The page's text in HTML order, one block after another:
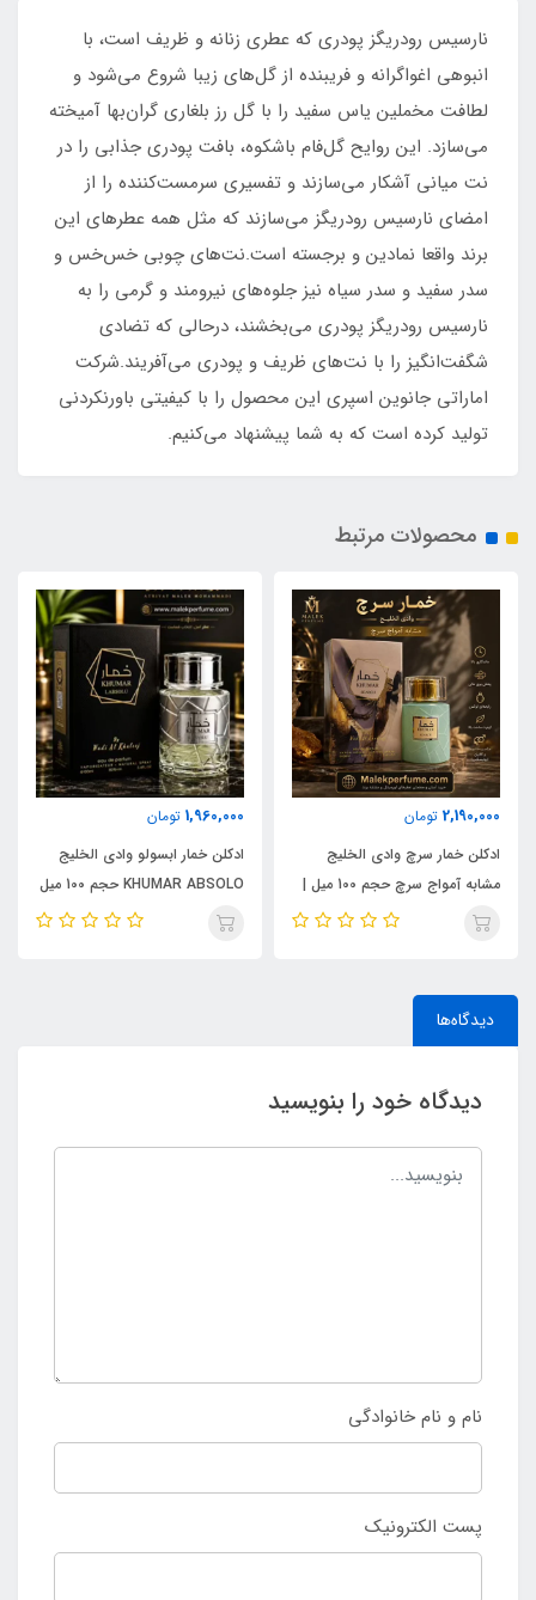
نارسیس رودریگز پودری که عطری زنانه و ظریف است، با
انبوهی اغواگرانه و فریبنده از گل‌های زیبا شروع می‌شود و
لطافت مخملین یاس سفید را با گل رز بلغاری گران‌بها آمیخته
می‌سازد. این روایح گل‌فام باشکوه، بافت پودری جذابی را در
نت میانی آشکار می‌سازند و تفسیری سرمست‌کننده را از
امضای نارسیس رودریگز می‌سازند که مثل همه عطرهای این
برند واقعا نمادین و برجسته است.نت‌های چوبی خس‌خس و
سدر سفید و سدر سیاه نیز جلوه‌های نیرومند و گرمی را به
نارسیس رودریگز پودری می‌بخشند، درحالی که تضادی
شگفت‌انگیز را با نت‌های ظریف و پودری می‌آفریند.شرکت
اماراتی جانوین اسپری این محصول را با کیفیتی باورنکردنی
تولید کرده است که به شما پیشنهاد می‌کنیم.
محصولات مرتبط
2,190,000 تومان
ادکلن خمار سرچ وادی الخلیج
مشابه آمواج سرچ حجم 100 میل |
KHUMAR Search Eau de
1,960,000 تومان
ادکلن خمار ابسولو وادی الخلیج
KHUMAR ABSOLO حجم 100 میل
| مشابه اورجینال ایو سن لورن مای
دیدگاه‌ها
دیدگاه خود را بنویسید
نام و نام خانوادگی
پست الکترونیک